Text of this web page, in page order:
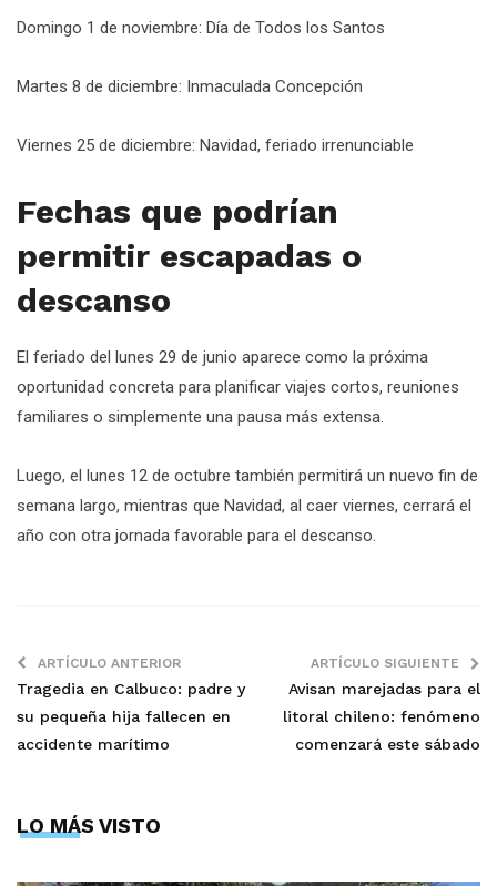
Domingo 1 de noviembre: Día de Todos los Santos
Martes 8 de diciembre: Inmaculada Concepción
Viernes 25 de diciembre: Navidad, feriado irrenunciable
Fechas que podrían
permitir escapadas o
descanso
El feriado del lunes 29 de junio aparece como la próxima
oportunidad concreta para planificar viajes cortos, reuniones
familiares o simplemente una pausa más extensa.
Luego, el lunes 12 de octubre también permitirá un nuevo fin de
semana largo, mientras que Navidad, al caer viernes, cerrará el
año con otra jornada favorable para el descanso.
ARTÍCULO ANTERIOR
Tragedia en Calbuco: padre y
su pequeña hija fallecen en
accidente marítimo
ARTÍCULO SIGUIENTE
Avisan marejadas para el
litoral chileno: fenómeno
comenzará este sábado
LO MÁS VISTO